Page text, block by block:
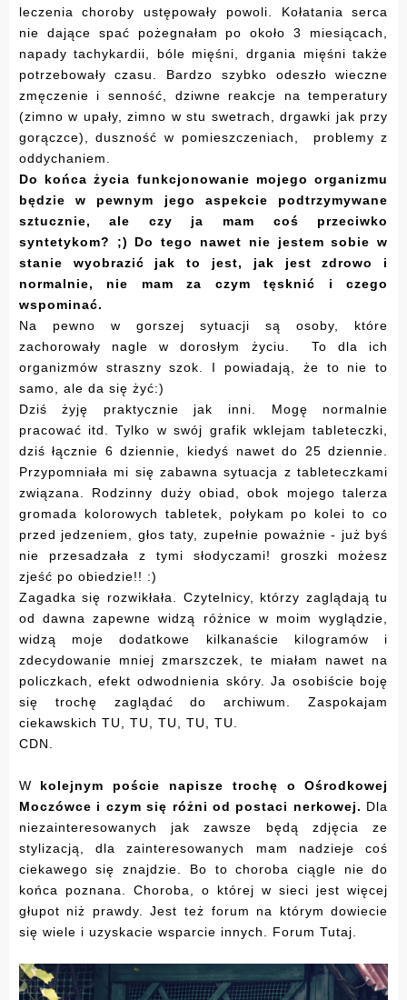
leczenia choroby ustępowały powoli. Kołatania serca
nie dające spać pożegnałam po około 3 miesiącach,
napady tachykardii, bóle mięśni, drgania mięśni także
potrzebowały czasu. Bardzo szybko odeszło wieczne
zmęczenie i senność, dziwne reakcje na temperatury
(zimno w upały, zimno w stu swetrach, drgawki jak przy
gorączce), duszność w pomieszczeniach, problemy z
oddychaniem.
Do końca życia funkcjonowanie mojego organizmu
będzie w pewnym jego aspekcie podtrzymywane
sztucznie, ale czy ja mam coś przeciwko
syntetykom? ;) Do tego nawet nie jestem sobie w
stanie wyobrazić jak to jest, jak jest zdrowo i
normalnie, nie mam za czym tęsknić i czego
wspominać.
Na pewno w gorszej sytuacji są osoby, które
zachorowały nagle w dorosłym życiu. To dla ich
organizmów straszny szok. I powiadają, że to nie to
samo, ale da się żyć:)
Dziś żyję praktycznie jak inni. Mogę normalnie
pracować itd. Tylko w swój grafik wklejam tableteczki,
dziś łącznie 6 dziennie, kiedyś nawet do 25 dziennie.
Przypomniała mi się zabawna sytuacja z tableteczkami
związana. Rodzinny duży obiad, obok mojego talerza
gromada kolorowych tabletek, połykam po kolei to co
przed jedzeniem, głos taty, zupełnie poważnie - już byś
nie przesadzała z tymi słodyczami! groszki możesz
zjeść po obiedzie!! :)
Zagadka się rozwikłała. Czytelnicy, którzy zaglądają tu
od dawna zapewne widzą różnice w moim wyglądzie,
widzą moje dodatkowe kilkanaście kilogramów i
zdecydowanie mniej zmarszczek, te miałam nawet na
policzkach, efekt odwodnienia skóry. Ja osobiście boję
się trochę zaglądać do archiwum. Zaspokajam
ciekawskich TU, TU, TU, TU, TU.
CDN.
W kolejnym poście napisze trochę o Ośrodkowej
Moczówce i czym się różni od postaci nerkowej. Dla
niezainteresowanych jak zawsze będą zdjęcia ze
stylizacją, dla zainteresowanych mam nadzieje coś
ciekawego się znajdzie. Bo to choroba ciągle nie do
końca poznana. Choroba, o której w sieci jest więcej
głupot niż prawdy. Jest też forum na którym dowiecie
się wiele i uzyskacie wsparcie innych. Forum Tutaj.